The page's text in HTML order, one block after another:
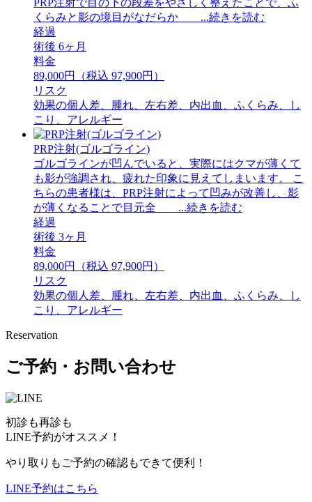
PRP注射で目の下の段差をやさしく整えたことで、ふ
くらみと影の境目がなだらか ...続きを読む
経過
術後 6ヶ月
料金
89,000円（税込 97,900円）
リスク
効果の個人差、腫れ、左右差、内出血、ふくらみ、し
こり、アレルギー
PRP注射(ゴルゴライン)
ゴルゴラインが凹んでいると、実際にはクマが薄くて
も影が強調され、疲れた印象に見えてしまいます。 ⁡こ
ちらの患者様は、PRP注射によって凹みが改善し、影
が薄くなることで目元全 ...続きを読む
経過
術後 3ヶ月
料金
89,000円（税込 97,900円）
リスク
効果の個人差、腫れ、左右差、内出血、ふくらみ、し
こり、アレルギー
Reservation
ご予約・お問い合わせ
初診も再診も
LINE予約がオススメ！
やり取りもご予約の確認もできて便利！
LINE予約はこちら